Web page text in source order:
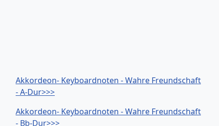
Akkordeon- Keyboardnoten - Wahre Freundschaft
- A-Dur>>>
Akkordeon- Keyboardnoten - Wahre Freundschaft
- Bb-Dur>>>